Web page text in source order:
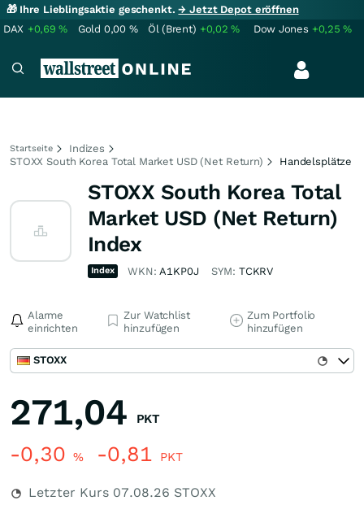
🎁 Ihre Lieblingsaktie geschenkt.→ Jetzt Depot eröffnen
DAX +0,69% Gold 0,00 % Öl (Brent) +0,02% Dow Jones +0,25%
Startseite
Indizes
STOXX South Korea Total Market USD (Net Return)
Handelsplätze
STOXX South Korea Total
Market USD (Net Return)
Index
Index WKN:A1KP0J SYM: TCKRV
Alarme
einrichten
Zur Watchlist
hinzufügen
Zum Portfolio
hinzufügen
STOXX
271,04 PKT
-0,30 % -0,81 PKT
Letzter Kurs 07.08.26 STOXX